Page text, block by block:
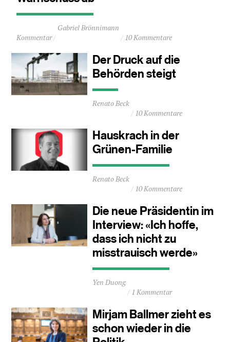
Durchschnittliche
ca.
2
Minuten
Kommentar
Gabriel Brönnimann
10 Kommentare
Der Druck auf die
Behörden steigt
Durchschnittliche
Lesezeit
Minuten
Renato Beck
10 Kommentare
Hauskrach in der
Grünen-Familie
Durchschnittliche
Lesezeit
Minuten
Renato Beck
10 Kommentare
Die neue Präsidentin im
Interview: «Ich hoffe,
dass ich nicht zu
misstrauisch werde»
Durchschnittliche
Lesezeit
Minuten
Yen Duong
1 Kommentar
Mirjam Ballmer zieht es
schon wieder in die